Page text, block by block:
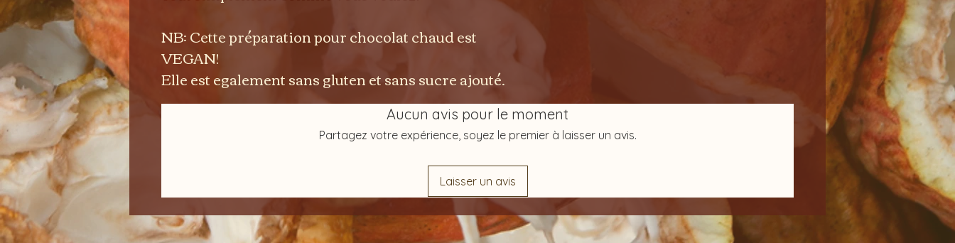
NB: Cette préparation pour chocolat chaud est
VEGAN!
Elle est egalement sans gluten et sans sucre ajouté.
Aucun avis pour le moment
Partagez votre expérience, soyez le premier à laisser un avis.
Laisser un avis